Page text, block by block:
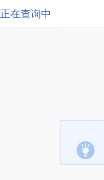
正在查询中